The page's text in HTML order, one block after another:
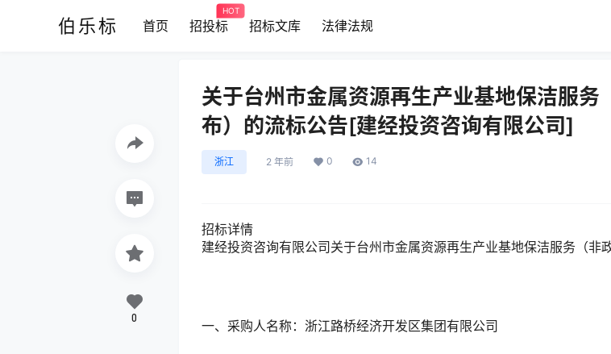
伯乐标 首页 招投标
HOT
招标文库 法律法规
关于台州市金属资源再生产业基地保洁服务
布）的流标公告[建经投资咨询有限公司]
浙江 2 年前 0 14
招标详情
建经投资咨询有限公司关于台州市金属资源再生产业基地保洁服务（非
一、采购人名称：浙江路桥经济开发区集团有限公司
0